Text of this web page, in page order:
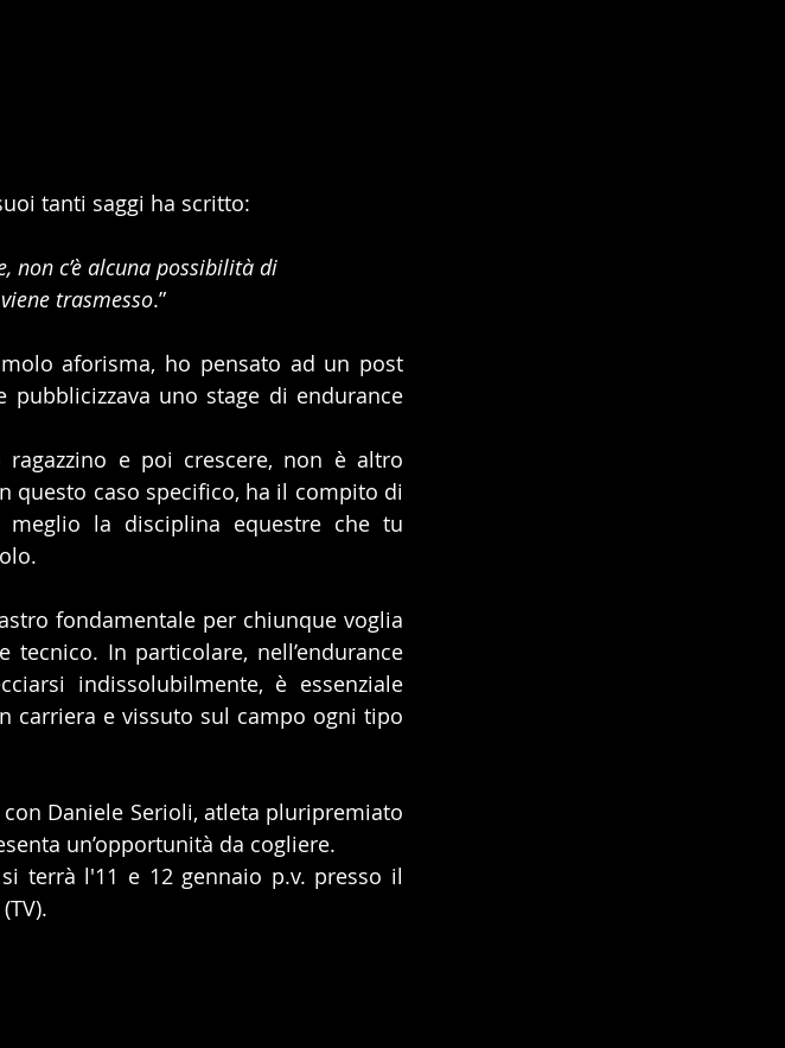
tanti saggi ha scritto:
non c’è alcuna possibilità di
trasmesso.”
aforisma, ho pensato ad un post
pubblicizzava uno stage di endurance
e poi crescere, non è altro
questo caso specifico, ha il compito di
la disciplina equestre che tu
fondamentale per chiunque voglia
In particolare, nell’endurance
indissolubilmente, è essenziale
carriera e vissuto sul campo ogni tipo
Daniele Serioli, atleta pluripremiato
un’opportunità da cogliere.
terrà l'11 e 12 gennaio p.v. presso il